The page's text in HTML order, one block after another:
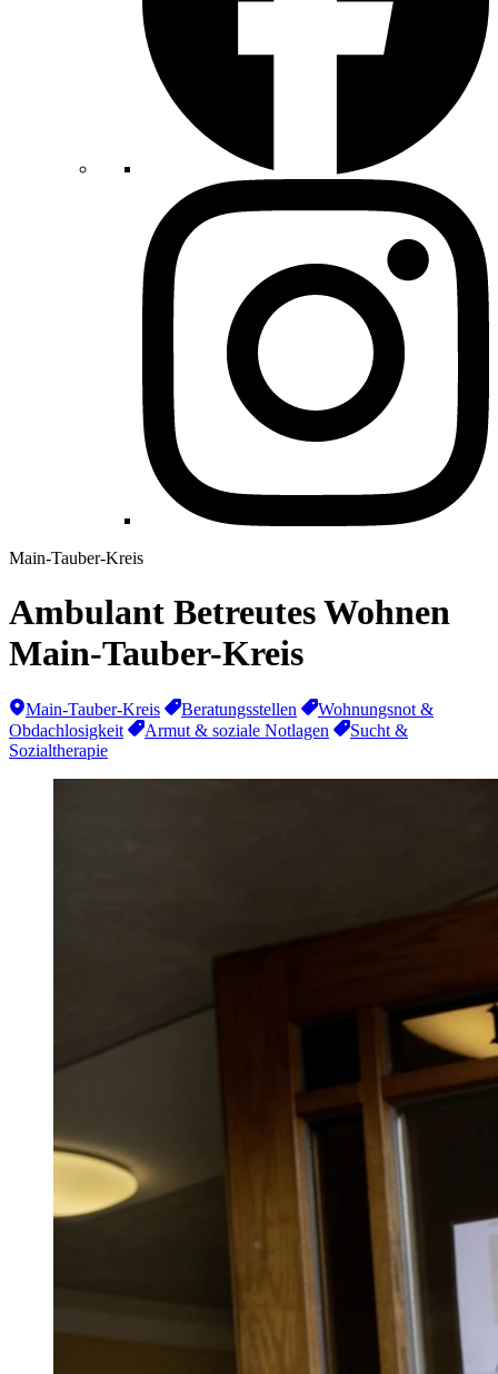
Main-Tauber-Kreis
Ambulant Betreutes Wohnen
Main-Tauber-Kreis
Main-Tauber-Kreis Beratungsstellen
Wohnungsnot &
Obdachlosigkeit
Armut & soziale Notlagen
Sucht &
Sozialtherapie